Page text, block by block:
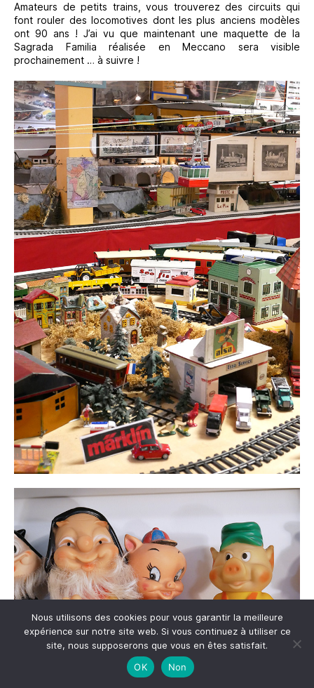
Amateurs de petits trains, vous trouverez des circuits qui
font rouler des locomotives dont les plus anciens modèles
ont 90 ans ! J’ai vu que maintenant une maquette de la
Sagrada Familia réalisée en Meccano sera visible
prochainement … à suivre !
Nous utilisons des cookies pour vous garantir la meilleure
expérience sur notre site web. Si vous continuez à utiliser ce
site, nous supposerons que vous en êtes satisfait.
OK
Non